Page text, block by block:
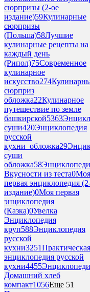
сюрпризы (2-ое
издание)59Кулинарные
сюрпризы
(Польша)58Лучшие
кулинарные рецепты на
каждый день
(Рипол)75Современное
кулинарное
искусство274
сюрприз
обложка22Кулинарное
путешествие по земле
башкирской5363
суши420Энциклопедия
русской
кухни_обложка29
суши
обложка58
Вкусности из теста0Моя
первая энциклопедия
издание)0Моя первая
энциклопедия
(Казка)0Увелка
Энциклопедия
круп588Энциклопедия
русской
кухни3251Практическая
энциклопедия русской
кухни4455
Домашний хлеб
компакт1056Еще 51